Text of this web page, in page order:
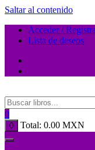
Saltar al contenido
Acceder /
Lista de deseos
0
0 Total: 0.00 MXN